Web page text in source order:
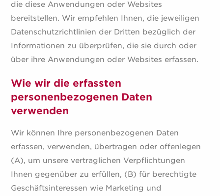
die diese Anwendungen oder Websites
bereitstellen. Wir empfehlen Ihnen, die jeweiligen
Datenschutzrichtlinien der Dritten bezüglich der
Informationen zu überprüfen, die sie durch oder
über ihre Anwendungen oder Websites erfassen.
Wie wir die erfassten
personenbezogenen Daten
verwenden
Wir können Ihre personenbezogenen Daten
erfassen, verwenden, übertragen oder offenlegen
(A), um unsere vertraglichen Verpflichtungen
Ihnen gegenüber zu erfüllen, (B) für berechtigte
Geschäftsinteressen wie Marketing und